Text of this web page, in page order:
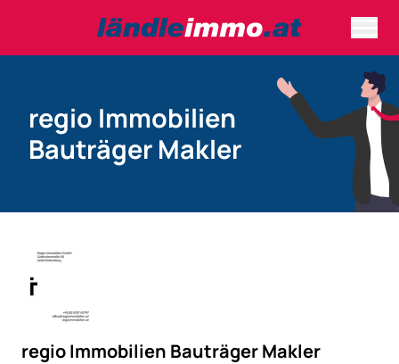
regio Immobilien
Bauträger Makler
regio Immobilien Bauträger Makler